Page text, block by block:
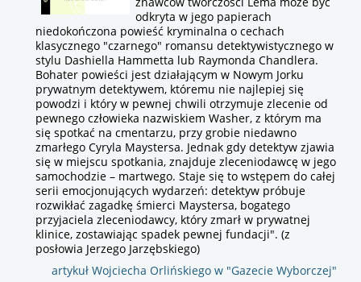
odkryta w jego papierach
niedokończona powieść kryminalna o cechach
klasycznego "czarnego" romansu detektywistycznego w
stylu Dashiella Hammetta lub Raymonda Chandlera.
Bohater powieści jest działającym w Nowym Jorku
prywatnym detektywem, któremu nie najlepiej się
powodzi i który w pewnej chwili otrzymuje zlecenie od
pewnego człowieka nazwiskiem Washer, z którym ma
się spotkać na cmentarzu, przy grobie niedawno
zmarłego Cyryla Maystersa. Jednak gdy detektyw zjawia
się w miejscu spotkania, znajduje zleceniodawcę w jego
samochodzie – martwego. Staje się to wstępem do całej
serii emocjonujących wydarzeń: detektyw próbuje
rozwikłać zagadkę śmierci Maystersa, bogatego
przyjaciela zleceniodawcy, który zmarł w prywatnej
klinice, zostawiając spadek pewnej fundacji". (z
posłowia Jerzego Jarzębskiego)
artykuł Wojciecha Orlińskiego w "Gazecie Wyborczej"